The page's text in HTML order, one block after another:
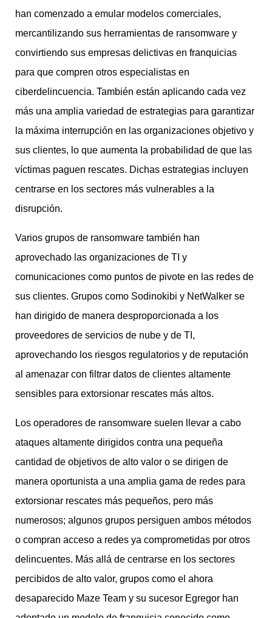
han comenzado a emular modelos comerciales,
mercantilizando sus herramientas de ransomware y
convirtiendo sus empresas delictivas en franquicias
para que compren otros especialistas en
ciberdelincuencia. También están aplicando cada vez
más una amplia variedad de estrategias para garantizar
la máxima interrupción en las organizaciones objetivo y
sus clientes, lo que aumenta la probabilidad de que las
víctimas paguen rescates. Dichas estrategias incluyen
centrarse en los sectores más vulnerables a la
disrupción.
Varios grupos de ransomware también han
aprovechado las organizaciones de TI y
comunicaciones como puntos de pivote en las redes de
sus clientes. Grupos como Sodinokibi y NetWalker se
han dirigido de manera desproporcionada a los
proveedores de servicios de nube y de TI,
aprovechando los riesgos regulatorios y de reputación
al amenazar con filtrar datos de clientes altamente
sensibles para extorsionar rescates más altos.
Los operadores de ransomware suelen llevar a cabo
ataques altamente dirigidos contra una pequeña
cantidad de objetivos de alto valor o se dirigen de
manera oportunista a una amplia gama de redes para
extorsionar rescates más pequeños, pero más
numerosos; algunos grupos persiguen ambos métodos
o compran acceso a redes ya comprometidas por otros
delincuentes. Más allá de centrarse en los sectores
percibidos de alto valor, grupos como el ahora
desaparecido Maze Team y su sucesor Egregor han